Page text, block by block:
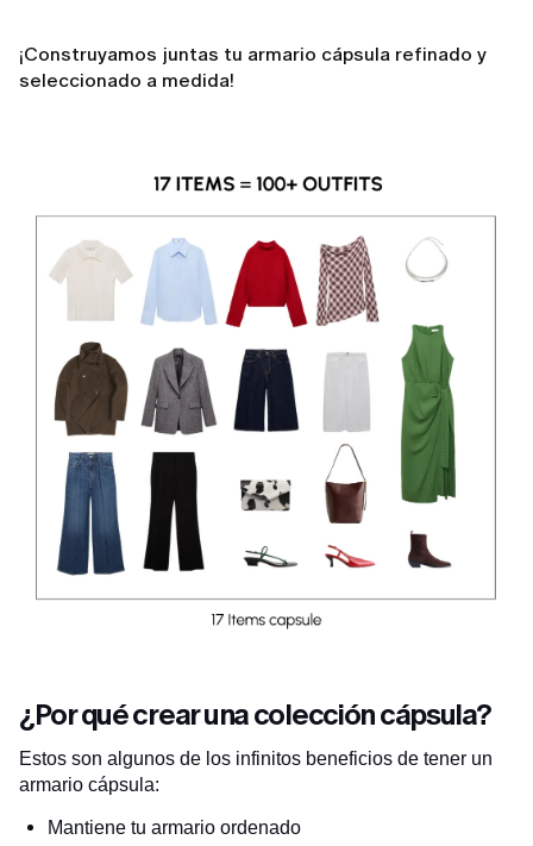
¡Construyamos juntas tu armario cápsula refinado y
seleccionado a medida!
¿Por qué crear una colección cápsula?
Estos son algunos de los infinitos beneficios de tener un
armario cápsula:
Mantiene tu armario ordenado